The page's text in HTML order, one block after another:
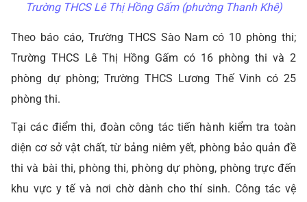
Trường THCS Lê Thị Hồng Gấm (phường Thanh Khê)
Theo báo cáo, Trường THCS Sào Nam có 10 phòng thi;
Trường THCS Lê Thị Hồng Gấm có 16 phòng thi và 2
phòng dự phòng; Trường THCS Lương Thế Vinh có 25
phòng thi.
Tại các điểm thi, đoàn công tác tiến hành kiểm tra toàn
diện cơ sở vật chất, từ bảng niêm yết, phòng bảo quản đề
thi và bài thi, phòng thi, phòng dự phòng, phòng trực đến
khu vực y tế và nơi chờ dành cho thí sinh. Công tác vệ